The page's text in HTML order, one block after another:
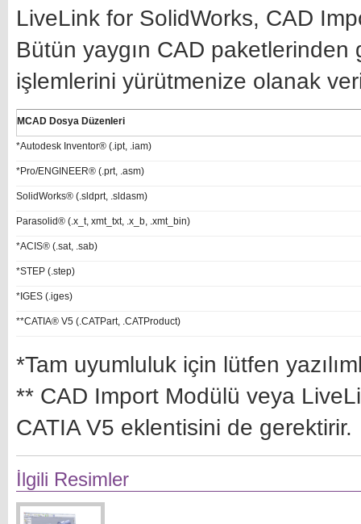
LiveLink for SolidWorks, CAD
Bütün yaygın CAD
işlemlerini yürütmenize olanak
MCAD Dosya Düzenleri
*Autodesk Inventor® (.ipt, .iam)
*Pro/ENGINEER® (.prt, .asm)
SolidWorks® (.sldprt, .sldasm)
Parasolid® (.x_t, xmt_txt, .x_b, .xmt_bin)
*ACIS® (.sat, .sab)
*STEP (.step)
*IGES (.iges)
**CATIA® V5 (.CATPart, .CATProduct)
*Tam uyumluluk için lütfen
** CAD Import Modülü veya
CATIA V5 eklentisini de gerektirir.
İlgili Resimler